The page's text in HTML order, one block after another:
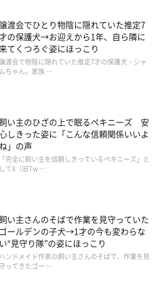
渡会でひとり物陰に隠れていた推定7
の保護犬→お迎えから1年、自ら隣に
てくつろぐ姿にほっこり
渡会で物陰に隠れていた推定7才の保護犬・シャ
ムちゃん。家族 …
い主のひざの上で眠るペキニーズ 安
しきった姿に「こんな信頼関係いいよ
ね」の声
「完全に飼い主を信頼しきっているペキニーズ」と
してX（旧Tw …
い主さんのそばで作業を見守っていた
ゴールデンの子犬→1才の今も変わらな
い“見守り隊”の姿にほっこり
ハンドメイド作家の飼い主さんのそばで、作業を見
守ってきたゴー …